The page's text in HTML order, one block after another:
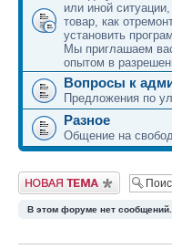
или иной
товар, как
установить
Мы приглашаем
опытом в
Вопросы к
Предложения по
Разное
Общение на
Новая тема
В этом форуме нет сообщений.